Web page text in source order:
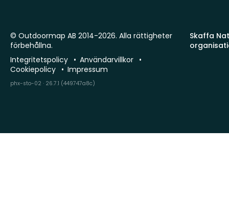
Skaffa
© Outdoormap AB 2014-2026. Alla rättigheter
förbehållna.
Integritetspolicy
Användarvillkor
Cookiepolicy
Impressum
phx-sto-02 · 26.7.1 (449747a8c)